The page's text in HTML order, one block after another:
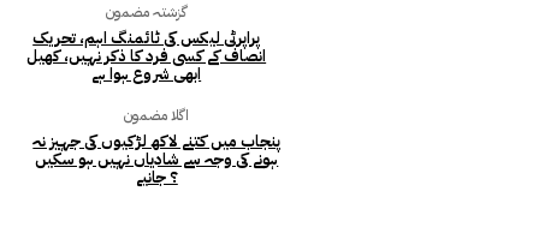
گزشتہ مضمون
پراپرٹی لیکس کی ٹائمنگ اہم، تحریک
انصاف کے کسی فرد کا ذکر نہیں، کھیل
ابھی شروع ہوا ہے
اگلا مضمون
پنجاب میں کتنے لاکھ لڑکیوں کی جہیز نہ
ہونے کی وجہ سے شادیاں نہیں ہو سکیں
؟ جانیے